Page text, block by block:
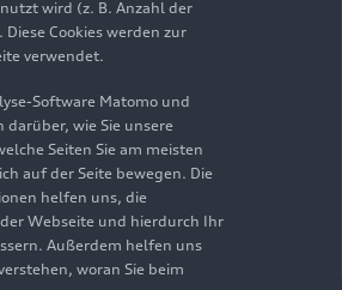
vorbehalten.
EN
Stromverbrauch, CO₂-
Reichweite wurden nach dem
Messverfahren „Worldwide
Test Procedure“ (WLTP) gemäß
ermittelt. Zusatzausstattungen und
usw.) können relevante
wird (z. B. Anzahl der
Cookies werden zur
verwendet.
Software Matomo und
wie Sie unsere
Seiten Sie am meisten
auf der Seite bewegen. Die
helfen uns, die
Webseite und hierdurch Ihr
Außerdem helfen uns
woran Sie beim